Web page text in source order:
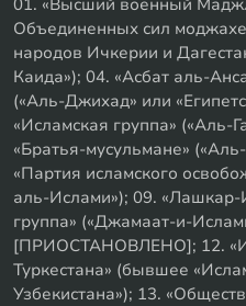
01. «Высший военный
Объединенных сил
народов Ичкерии и
Каида»); 04. «Асбат аль-
(«Аль-Джихад» или
«Исламская группа» («Аль-
«Братья-мусульмане»
«Партия исламского
аль-Ислами»); 09. «Лашкар-
группа» («Джамаат-и-
[ПРИОСТАНОВЛЕНО]; 12.
Туркестана» (бывшее
Узбекистана»); 13.